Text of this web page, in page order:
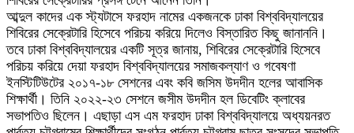
আব্দুল কাদের এক স্ট্যটাসে ফরহাদ নামের একজনকে ঢাকা বিশ্ববিদ্যালয়ের
শিবিরের সেক্রেটারি হিসেবে পরিচয় করিয়ে দিলেও বিস্তারিত কিছু জানাননি।
তবে ঢাকা বিশ্ববিদ্যালয়ের একটি সূত্র জানায়, শিবিরের সেক্রেটারি হিসেবে
পরিচয় করিয়ে দেয়া ফরহাদ বিশ্ববিদ্যালয়ের সমাজকল্যাণ ও গবেষণা
ইনস্টিটিউটের ২০১৭-১৮ সেশনের এবং কবি জসিম উদদীন হলের আবাসিক
শিক্ষার্থী। তিনি ২০২২-২৩ সেশনে জসীম উদদীন হল ডিবেটিং ক্লাবের
সভাপতিও ছিলেন। এছাড়া এস এম ফরহাদ ঢাকা বিশ্ববিদ্যালয়ে অধ্যয়নরত